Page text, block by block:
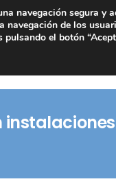
navegación segura y
de los
el botón